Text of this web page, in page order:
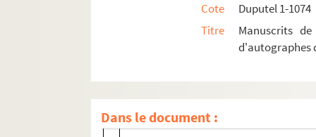
Cote
Duputel 1-1074
Titre
Manuscrits
d'autographes
Dans le document :
Duputel 134. Antoine Balthazar
Duputel 135. Pierre Daru (1767-1829)
Duputel 136. Jacques Defermon
Duputel 137. Jean-François-Aimé
Duputel 138. Gabriel Delessert (1786-
Duputel 139. Diane de Poitiers (1499-